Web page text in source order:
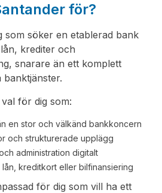
för?
som söker en etablerad bank
krediter och
snarare än ett komplett
banktjänster.
för dig som:
en stor och välkänd bankkoncern
och strukturerade upplägg
administration digitalt
kreditkort eller bilfinansiering
för dig som vill ha ett